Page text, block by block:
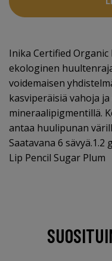
Inika Certified Organic
ekologinen
voidemaisen
kasviperäisiä vahoja
mineraalipigmentillä.
antaa huulipunan
Saatavana 6
Lip Pencil Sugar Plum